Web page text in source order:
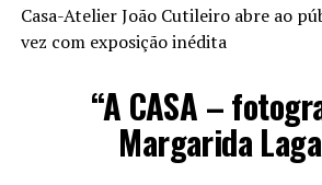
Casa-Atelier João Cutileiro abre ao
vez com exposição inédita
“A CASA –
Margarida